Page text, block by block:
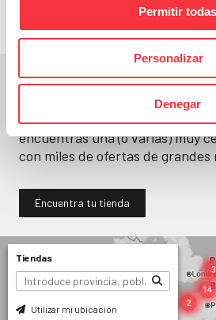
Permitir todas
Personalizar
Denegar
En un segundo, la
No paramos de abrirtiendas.
encuentras una (o varias) muy
con miles de ofertas de grandes
Encuentra tu tienda
Tiendas
Utilizar mi ubicación